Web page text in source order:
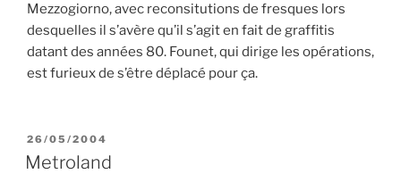
Mezzogiorno, avec reconsitutions de fresques lors
desquelles il s’avère qu’il s’agit en fait de graffitis
datant des années 80. Founet, qui dirige les opérations,
est furieux de s’être déplacé pour ça.
PUBLIÉ
LE
26/05/2004
Metroland